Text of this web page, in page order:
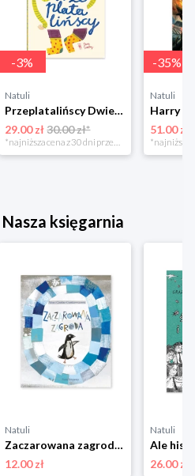
-3%
Natuli
Przeplatalińscy Dwie siostry
29.00 zł 30.00 zł*
*najniższa cena z 30 dni przed obniżką
-35%
Natuli
51.00 zł
księgarnia
Natuli
Zaczarowana zagroda Nasza księgarnia
12.00 zł
Natuli
26.00 zł